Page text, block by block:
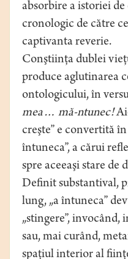
absorbire a istoriei
cronologic de către
captivanta reverie.
Conştiinţa dublei
produce aglutinarea
ontologicului, în
mea… mă-ntunec!
creşte” e convertită
întuneca”, a cărui
spre aceeaşi stare
Definit substantival,
lung, „a întuneca”
„stingere”,
sau, mai curând,
spaţiul interior al